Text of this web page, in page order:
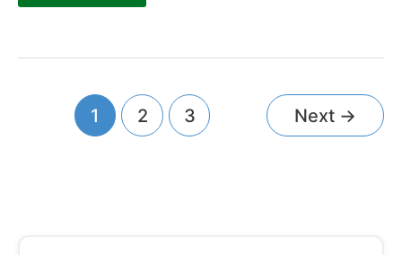
মুনতাহা
1 2 3 Next →